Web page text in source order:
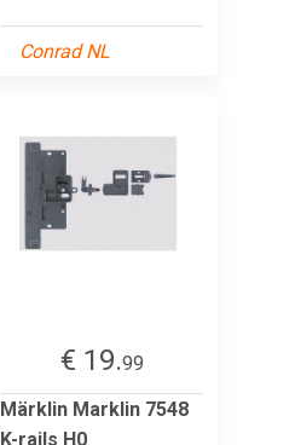
Conrad NL
€ 19.99
Märklin Marklin 7548
K-rails H0